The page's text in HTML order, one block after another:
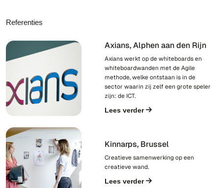
Referenties
Axians, Alphen aan den Rijn
Axians werkt op de whiteboards en
whiteboardwanden met de Agile
methode, welke ontstaan is in de
sector waarin zij zelf een grote speler
zijn: de ICT.
Lees verder
Kinnarps, Brussel
Creatieve samenwerking op een
creatieve wand.
Lees verder